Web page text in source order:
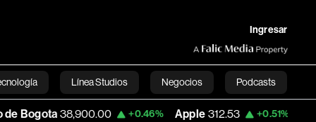
Ingresar
Línea Studios Negocios Podcasts
English+0.46% Apple 312.53 +0.51% USD COP